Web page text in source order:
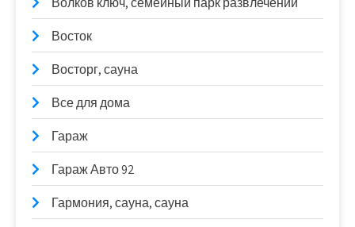
Восток
Восторг, сауна
Все для дома
Гараж
Гараж Авто 92
Гармония, сауна, сауна